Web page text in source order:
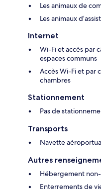
Les animaux de
Les animaux
Internet
Wi-Fi et accès par
espaces communs
Accès Wi-Fi et par
chambres
Stationnement
Pas de
Transports
Navette
Autres
Hébergement
Enterrements de